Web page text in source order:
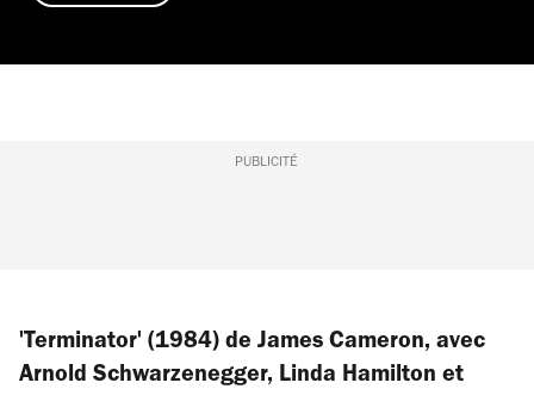
PUBLICITÉ
'Terminator' (1984) de James Cameron, avec
Arnold Schwarzenegger, Linda Hamilton et